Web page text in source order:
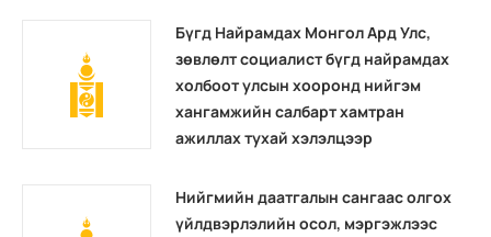
Бүгд Найрамдах Монгол Ард Улс,
зөвлөлт социалист бүгд найрамдах
холбоот улсын хооронд нийгэм
хангамжийн салбарт хамтран
ажиллах тухай хэлэлцээр
Нийгмийн даатгалын сангаас олгох
үйлдвэрлэлийн осол, мэргэжлээс